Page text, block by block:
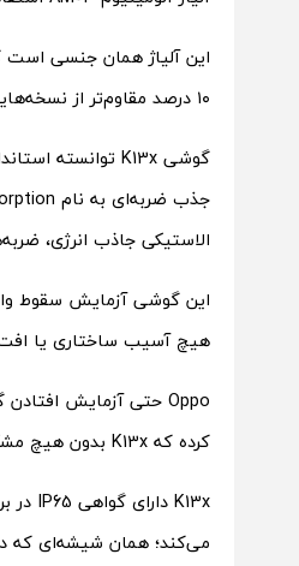
۱۰ درصد مقاوم‌تر از نسخه‌هایی است که در مدل‌های قبلی سری K استفاده شده بود.
الاستیکی جاذب انرژی،
هیچ آسیب ساختاری یا
کرده که K13x بدون هیچ مشکلی به کار خود ادامه داده است.